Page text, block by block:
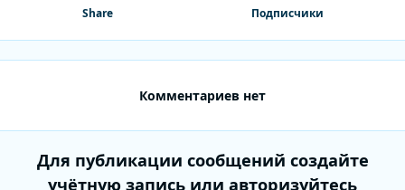
Share Подписчики
Комментариев нет
Для публикации сообщений создайте
учётную запись или авторизуйтесь